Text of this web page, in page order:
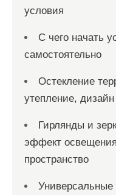
условия
С чего начать
самостоятельно
Остекление
утепление, дизайн
Гирлянды и
эффект
пространство
Универсальные